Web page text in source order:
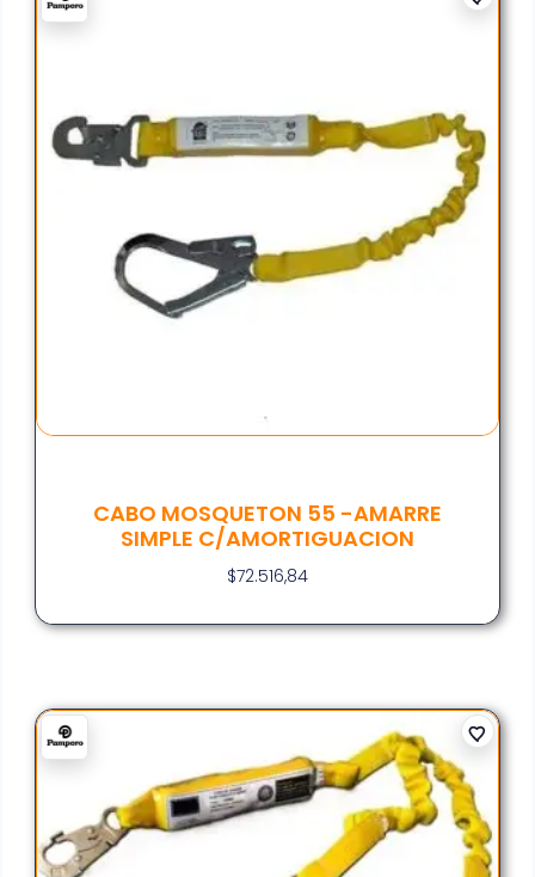
CABO MOSQUETON 55 -AMARRE
SIMPLE C/AMORTIGUACION
$72.516,84